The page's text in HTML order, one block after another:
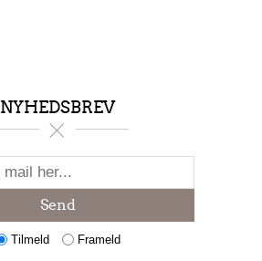
NYHEDSBREV
Send
Tilmeld Frameld